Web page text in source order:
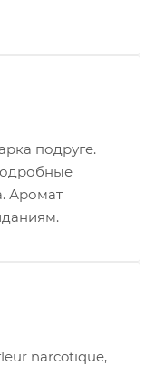
подруге.
Аромат
narcotique,